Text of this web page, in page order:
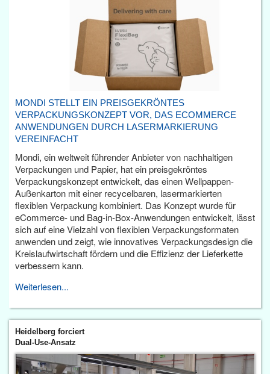
MONDI STELLT EIN PREISGEKRÖNTES
VERPACKUNGSKONZEPT VOR, DAS ECOMMERCE
ANWENDUNGEN DURCH LASERMARKIERUNG
VEREINFACHT
Mondi, ein weltweit führender Anbieter von nachhaltigen
Verpackungen und Papier, hat ein preisgekröntes
Verpackungskonzept entwickelt, das einen Wellpappen-
Außenkarton mit einer recycelbaren, lasermarkierten
flexiblen Verpackung kombiniert. Das Konzept wurde für
eCommerce- und Bag-in-Box-Anwendungen entwickelt, lässt
sich auf eine Vielzahl von flexiblen Verpackungsformaten
anwenden und zeigt, wie innovatives Verpackungsdesign die
Kreislaufwirtschaft fördern und die Effizienz der Lieferkette
verbessern kann.
Weiterlesen...
Heidelberg forciert
Dual-Use-Ansatz